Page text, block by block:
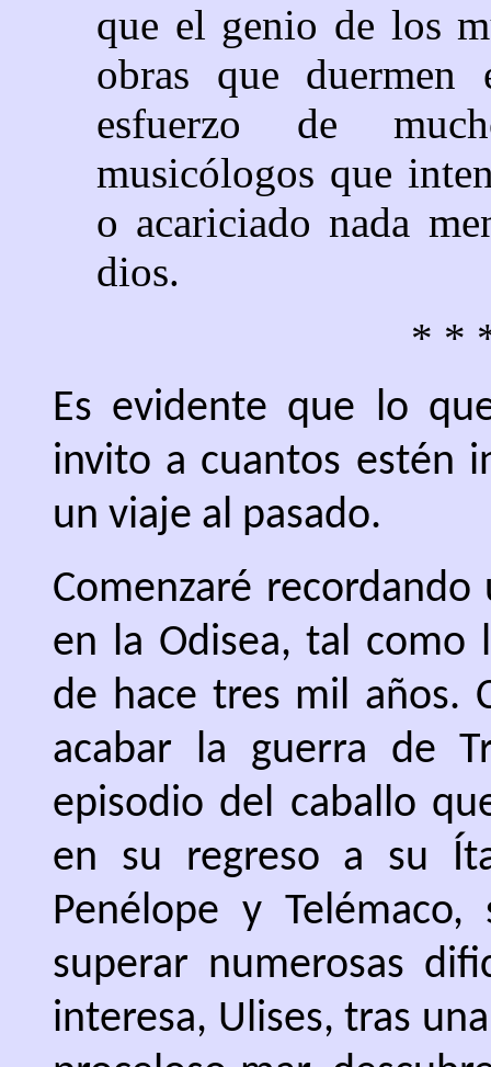
que el genio de los
obras que
esfuerzo de
musicólogos que
o acariciado nada
dios.
* *
Es evidente que lo
invito a cuantos estén
un viaje al pasado.
Comenzaré
en la Odisea, tal como
de hace tres mil años.
acabar la guerra de
episodio del caballo
en su regreso a su
Penélope y
superar numerosas
interesa, Ulises, tras